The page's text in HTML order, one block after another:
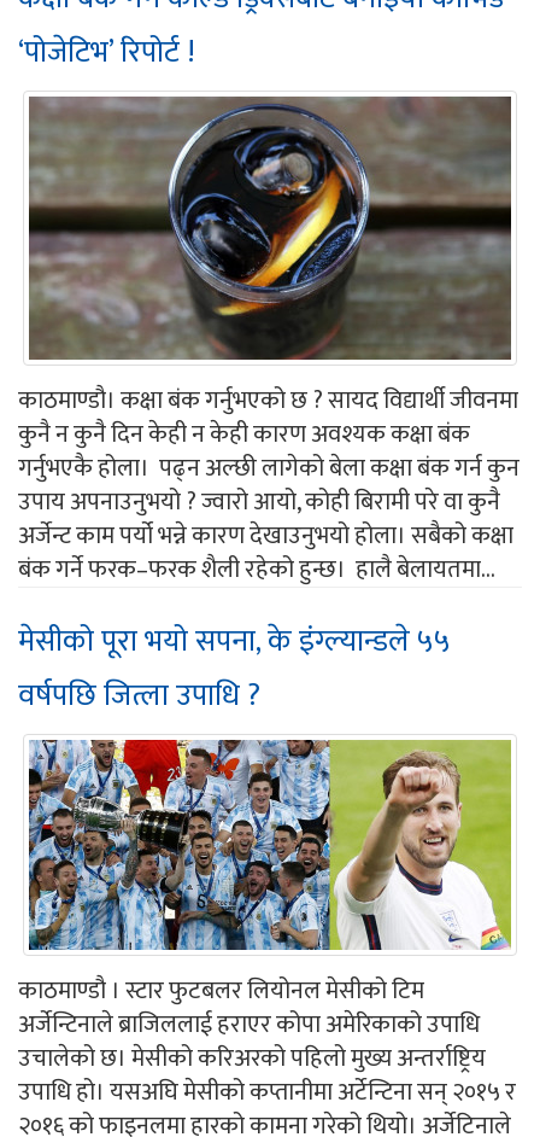
‘पोजेटिभ’ रिपोर्ट !
काठमाण्डौ। कक्षा बंक गर्नुभएको छ ? सायद विद्यार्थी जीवनमा
कुनै न कुनै दिन केही न केही कारण अवश्यक कक्षा बंक
गर्नुभएकै होला। पढ्न अल्छी लागेको बेला कक्षा बंक गर्न कुन
उपाय अपनाउनुभयो ? ज्वारो आयो, कोही बिरामी परे वा कुनै
अर्जेन्ट काम पर्यो भन्ने कारण देखाउनुभयो होला। सबैको कक्षा
बंक गर्ने फरक–फरक शैली रहेको हुन्छ। हालै बेलायतमा...
मेसीको पूरा भयो सपना, के इंग्ल्यान्डले ५५
वर्षपछि जित्ला उपाधि ?
काठमाण्डौ । स्टार फुटबलर लियोनल मेसीको टिम
अर्जेन्टिनाले ब्राजिललाई हराएर कोपा अमेरिकाको उपाधि
उचालेको छ। मेसीको करिअरको पहिलो मुख्य अन्तर्राष्ट्रिय
उपाधि हो। यसअघि मेसीको कप्तानीमा अर्टेन्टिना सन् २०१५ र
२०१६ को फाइनलमा हारको कामना गरेको थियो। अर्जेटिनाले